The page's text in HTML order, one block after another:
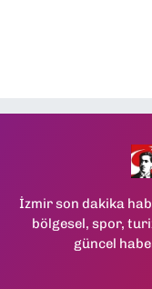
İzmir son dakika
bölgesel, spor,
güncel